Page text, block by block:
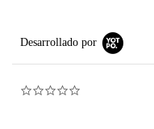
Desarrollado por